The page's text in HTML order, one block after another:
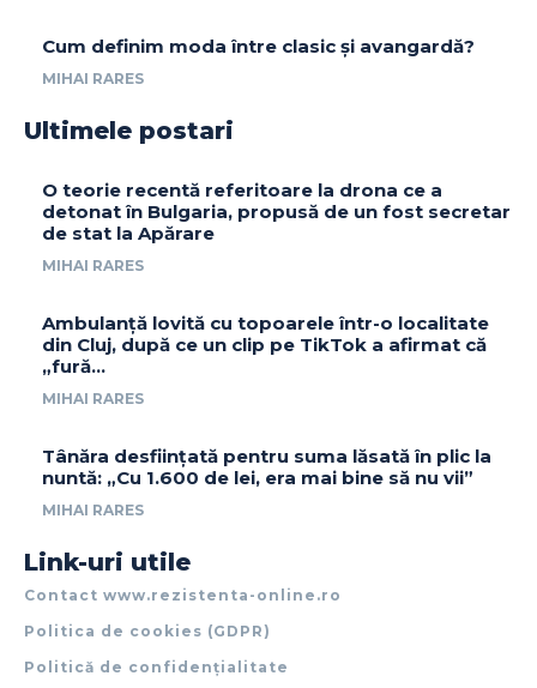
Cum definim moda între clasic și avangardă?
MIHAI RARES
Ultimele postari
O teorie recentă referitoare la drona ce a
detonat în Bulgaria, propusă de un fost secretar
de stat la Apărare
MIHAI RARES
Ambulanță lovită cu topoarele într-o localitate
din Cluj, după ce un clip pe TikTok a afirmat că
„fură…
MIHAI RARES
Tânăra desființată pentru suma lăsată în plic la
nuntă: „Cu 1.600 de lei, era mai bine să nu vii”
MIHAI RARES
Link-uri utile
Contact www.rezistenta-online.ro
Politica de cookies (GDPR)
Politică de confidențialitate